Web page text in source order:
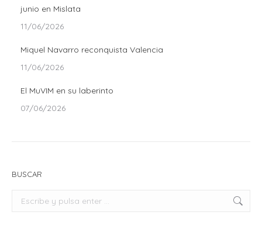
junio en Mislata
11/06/2026
Miquel Navarro reconquista Valencia
11/06/2026
El MuVIM en su laberinto
07/06/2026
BUSCAR
Buscar: